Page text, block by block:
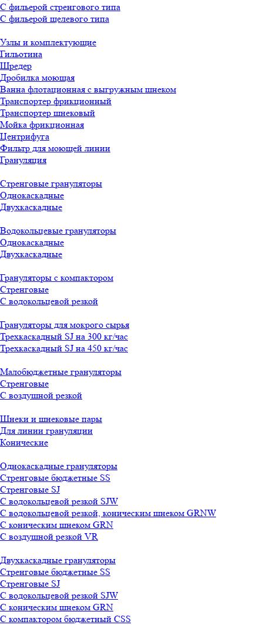
С фильерой стренгового типа
С фильерой щелевого типа
Узлы и комплектующие
Гильотина
Шредер
Дробилка моющая
Ванна флотационная с выгружным шнеком
Транспортер фрикционный
Транспортер шнековый
Мойка фрикционная
Центрифуга
Фильтр для моющей линии
Грануляция
Стренговые грануляторы
Однокаскадные
Двухкаскадные
Водокольцевые грануляторы
Однокаскадные
Двухкаскадные
Грануляторы с компактором
Стренговые
С водокольцевой резкой
Грануляторы для мокрого сырья
Трехкаскадный SJ на 300 кг/час
Трехкаскадный SJ на 450 кг/час
Малобюджетные грануляторы
Стренговые
С воздушной резкой
Шнеки и шнековые пары
Для линии грануляции
Конические
Однокаскадные грануляторы
Стренговые бюджетные SS
Стренговые SJ
С водокольцевой резкой SJW
С водокольцевой резкой, коническим шнеком GRNW
С коническим шнеком GRN
С воздушной резкой VR
Двухкаскадные грануляторы
Стренговые бюджетные SS
Стренговые SJ
С водокольцевой резкой SJW
С коническим шнеком GRN
С компактором бюджетный CSS